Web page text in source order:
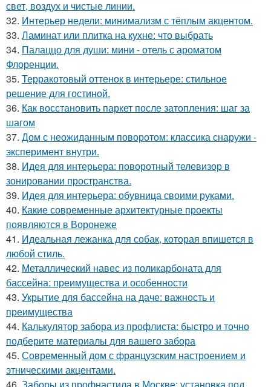
свет, воздух и чистые линии.
32. Интерьер недели: минимализм с тёплым акцентом.
33. Ламинат или плитка на кухне: что выбрать
34. Палаццо для души: мини - отель с ароматом
Флоренции.
35. Терракотовый оттенок в интерьере: стильное
решение для гостиной.
36. Как восстановить паркет после затопления: шаг за
шагом
37. Дом с неожиданным поворотом: классика снаружи -
эксперимент внутри.
38. Идея для интерьера: поворотный телевизор в
зонировании пространства.
39. Идея для интерьера: обувница своими руками.
40. Какие современные архитектурные проекты
появляются в Воронеже
41. Идеальная лежанка для собак, которая впишется в
любой стиль.
42. Металлический навес из поликарбоната для
бассейна: преимущества и особенности
43. Укрытие для бассейна на даче: важность и
преимущества
44. Калькулятор забора из профлиста: быстро и точно
подберите материалы для вашего забора
45. Современный дом с французским настроением и
этническими акцентами.